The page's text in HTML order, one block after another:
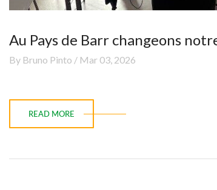
Au Pays de Barr changeons
By Bruno Pinto / Mar 03, 2026
READ MORE